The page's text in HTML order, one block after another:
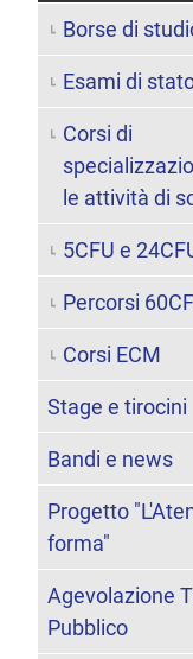
Borse di
Esami di
Corsi di
le attività di
5CFU e
Percorsi
Corsi ECM
Stage e tirocini
Bandi e news
Progetto
forma"
Agevolazione
Pubblico